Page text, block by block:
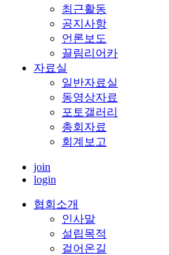
최근활동
공지사항
언론보도
끌림리어카
자료실
일반자료실
동영상자료
포토갤러리
총회자료
회계보고
join
login
협회소개
인사말
설립목적
걸어온길